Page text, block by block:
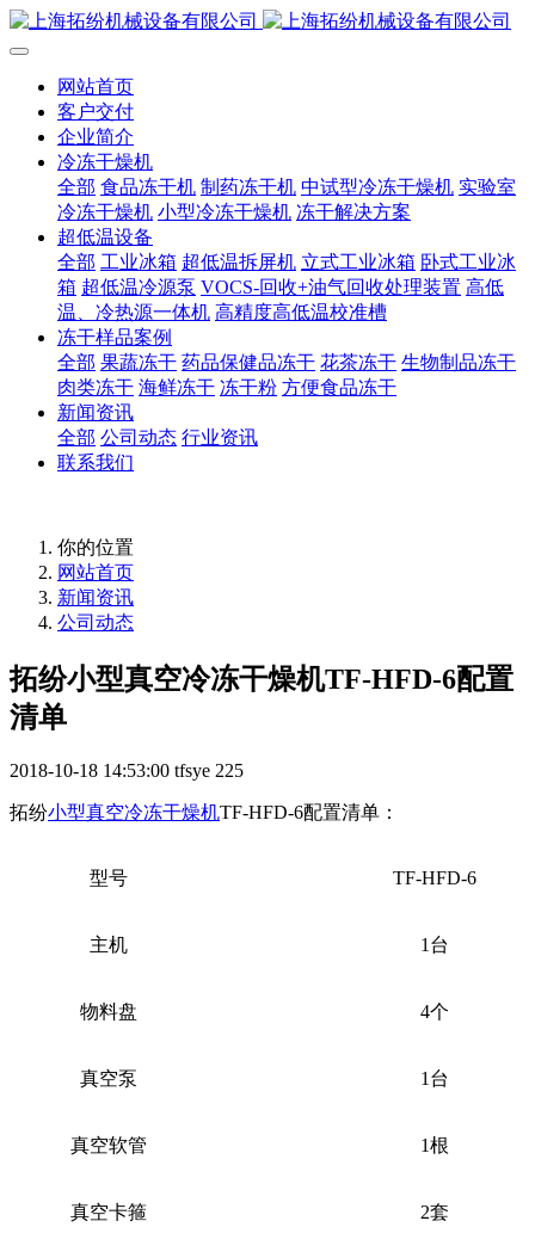
网站首页
客户交付
企业简介
冷冻干燥机
全部 食品冻干机 制药冻干机 中试型冷冻干燥机 实验室
冷冻干燥机 小型冷冻干燥机 冻干解决方案
超低温设备
全部 工业冰箱 超低温拆屏机 立式工业冰箱 卧式工业冰
箱 超低温冷源泵 VOCS-回收+油气回收处理装置 高低
温、冷热源一体机 高精度高低温校准槽
冻干样品案例
全部 果蔬冻干 药品保健品冻干 花茶冻干 生物制品冻干
肉类冻干 海鲜冻干 冻干粉 方便食品冻干
新闻资讯
全部 公司动态 行业资讯
联系我们
你的位置
网站首页
新闻资讯
公司动态
拓纷小型真空冷冻干燥机TF-HFD-6配置
清单
2018-10-18 14:53:00 tfsye 225
拓纷小型真空冷冻干燥机TF-HFD-6配置清单：
型号 TF-HFD-6
主机 1台
物料盘 4个
真空泵 1台
真空软管 1根
真空卡箍 2套